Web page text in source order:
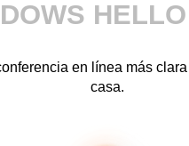
HELLO
en línea más
casa.